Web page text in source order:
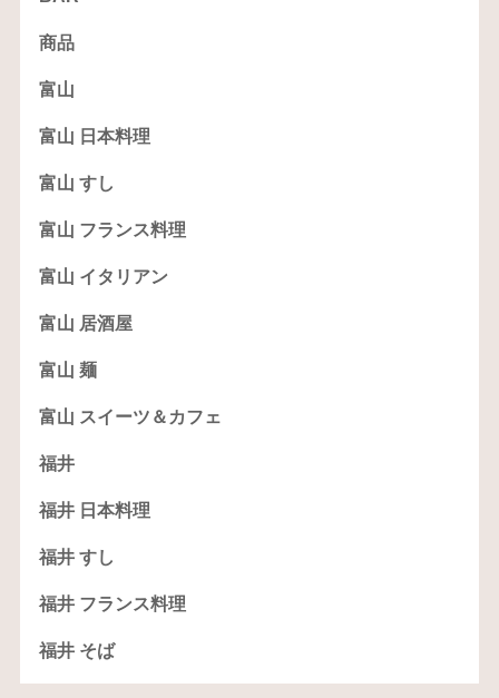
商品
富山
富山 日本料理
富山 すし
富山 フランス料理
富山 イタリアン
富山 居酒屋
富山 麺
富山 スイーツ＆カフェ
福井
福井 日本料理
福井 すし
福井 フランス料理
福井 そば